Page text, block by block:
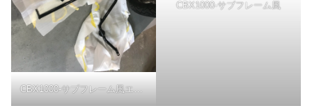
CBX1000-サブフレーム風エンジンガード
CBX1000-サブフレーム風